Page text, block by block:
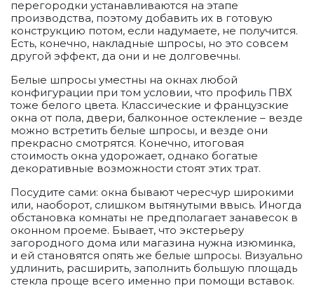
перегородки устанавливаются на этапе
производства, поэтому добавить их в готовую
конструкцию потом, если надумаете, не получится.
Есть, конечно, накладные шпросы, но это совсем
другой эффект, да они и не долговечны.
Белые шпросы уместны на окнах любой
конфигурации при том условии, что профиль ПВХ
тоже белого цвета. Классические и французские
окна от пола, двери, балконное остекление – везде
можно встретить белые шпросы, и везде они
прекрасно смотрятся. Конечно, итоговая
стоимость окна удорожает, однако богатые
декоративные возможности стоят этих трат.
Посудите сами: окна бывают чересчур широкими
или, наоборот, слишком вытянутыми ввысь. Иногда
обстановка комнаты не предполагает занавесок в
оконном проеме. Бывает, что экстерьеру
загородного дома или магазина нужна изюминка,
и ей становятся опять же белые шпросы. Визуально
удлинить, расширить, заполнить большую площадь
стекла проще всего именно при помощи вставок.